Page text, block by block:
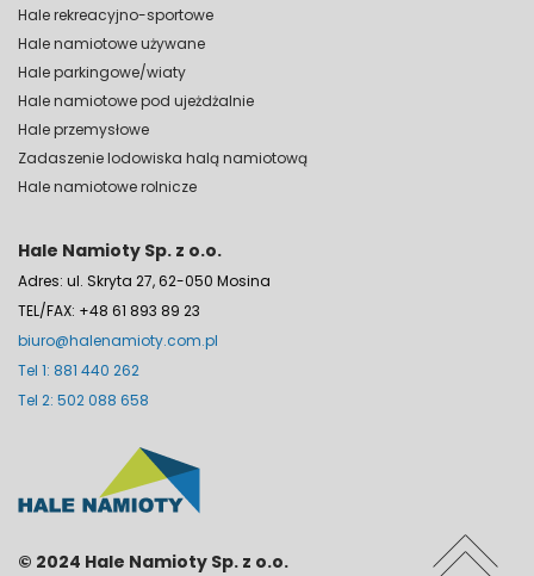
Hale rekreacyjno-sportowe
Hale namiotowe używane
Hale parkingowe/wiaty
Hale namiotowe pod ujeżdżalnie
Hale przemysłowe
Zadaszenie lodowiska halą namiotową
Hale namiotowe rolnicze
Hale Namioty Sp. z o.o.
Adres: ul. Skryta 27, 62-050 Mosina
TEL/FAX: +48 61 893 89 23
biuro@halenamioty.com.pl
Tel 1: 881 440 262
Tel 2: 502 088 658
© 2024 Hale Namioty Sp. z o.o.